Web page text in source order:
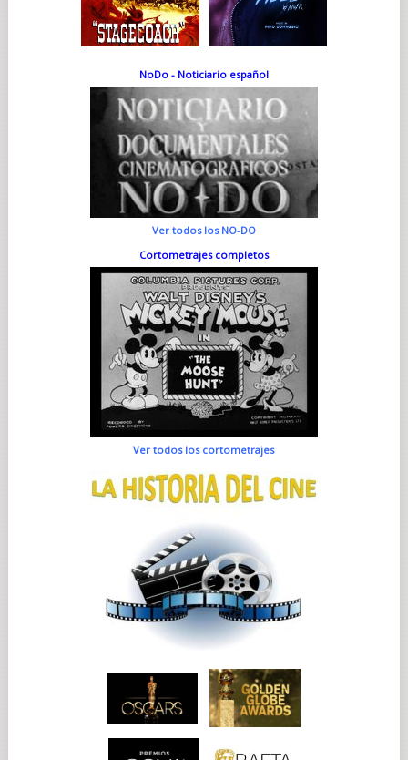
NoDo - Noticiario español
Ver todos los NO-DO
Cortometrajes completos
Ver todos los cortometrajes